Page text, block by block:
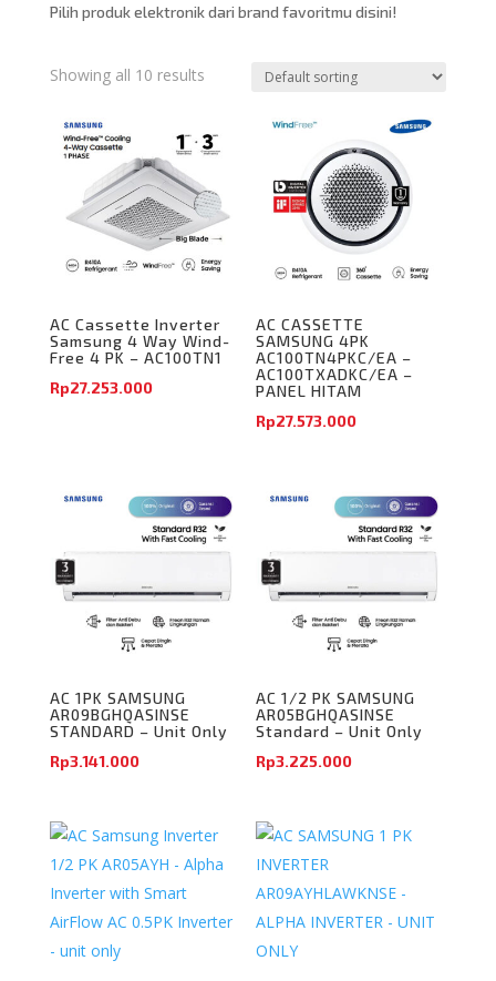
Pilih produk elektronik dari brand favoritmu disini!
Showing all 10 results
AC Cassette Inverter
Samsung 4 Way Wind-
Free 4 PK – AC100TN1
Rp27.253.000
AC CASSETTE
SAMSUNG 4PK
AC100TN4PKC/EA –
AC100TXADKC/EA –
PANEL HITAM
Rp27.573.000
AC 1PK SAMSUNG
AR09BGHQASINSE
STANDARD – Unit Only
Rp3.141.000
AC 1/2 PK SAMSUNG
AR05BGHQASINSE
Standard – Unit Only
Rp3.225.000